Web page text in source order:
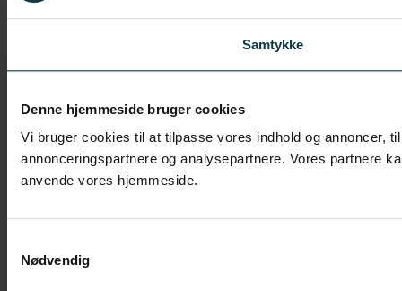
Samtykke
Denne hjemmeside bruger cookies
Vi bruger cookies til at tilpasse vores indhold og annoncer,
annonceringspartnere og analysepartnere. Vores partnere
anvende vores hjemmeside.
Nødvendig